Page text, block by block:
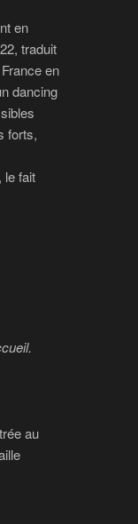
en
traduit
en
dancing
forts,
le fait
au